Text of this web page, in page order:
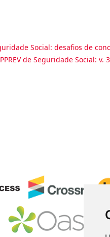
Social: desafios de
de Seguridade Social: v.